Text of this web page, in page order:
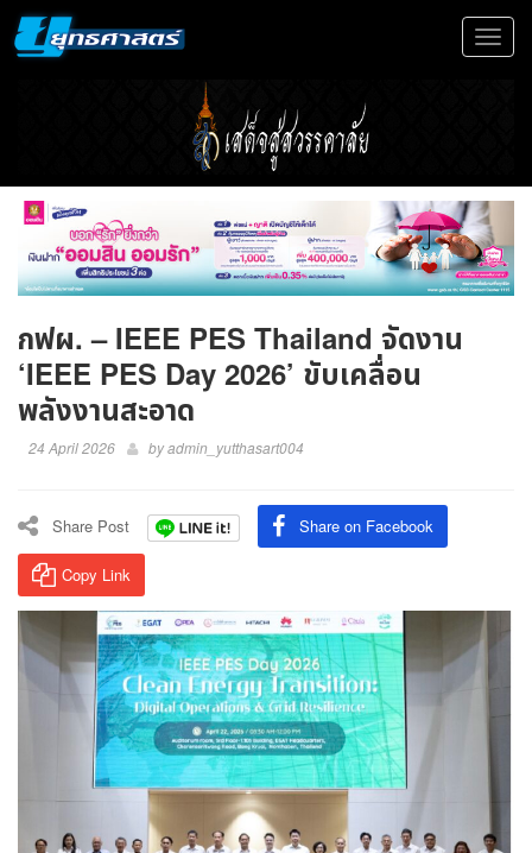
Toggle
กฟผ. – IEEE PES Thailand จัดงาน
‘IEEE PES Day 2026’ ขับเคลื่อน
พลังงานสะอาด
24 April 2026 byadmin_yutthasart004
Share Post Share on Facebook
Copy Link